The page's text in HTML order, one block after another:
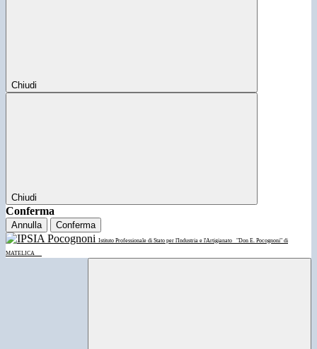
Chiudi
Chiudi
Conferma
Annulla Conferma
Istituto Professionale di Stato per l'Industria e l'Artigianato
"Don E. Pocognoni" di
MATELICA